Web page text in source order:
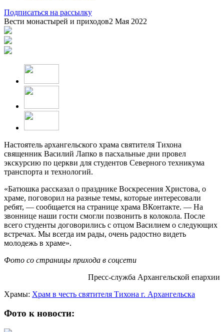
Подписаться на рассылку
Вести монастырей и приходов2 Мая 2022
Настоятель архангельского храма святителя Тихона
священник Василий Лапко в пасхальные дни провел
экскурсию по церкви для студентов Северного техникума
транспорта и технологий.
«Батюшка рассказал о празднике Воскресения Христова, о
храме, поговорил на разные темы, которые интересовали
ребят, — сообщается на странице храма ВКонтакте. — На
звоннице наши гости смогли позвонить в колокола. После
всего студенты договорились с отцом Василием о следующих
встречах. Мы всегда им рады, очень радостно видеть
молодежь в храме».
Фото со страницы прихода в соцсети
Пресс-служба Архангельской епархии
Храмы: Храм в честь святителя Тихона г. Архангельска
Фото к новости: